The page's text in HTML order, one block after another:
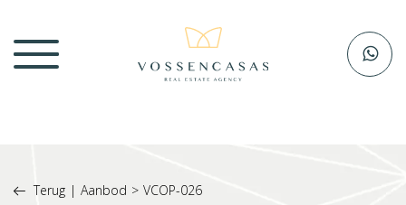
Terug | Aanbod > VCOP-026